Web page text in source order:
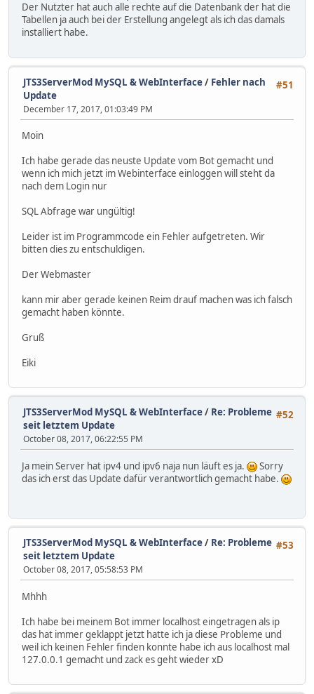
Der Nutzter hat auch alle rechte auf die Datenbank der hat die
Tabellen ja auch bei der Erstellung angelegt als ich das damals
installiert habe.
#51
JTS3ServerMod MySQL & WebInterface/ Fehler nach
Update
December 17, 2017, 01:03:49 PM
Moin
Ich habe gerade das neuste Update vom Bot gemacht und
wenn ich mich jetzt im Webinterface einloggen will steht da
nach dem Login nur
SQL Abfrage war ungültig!
Leider ist im Programmcode ein Fehler aufgetreten. Wir
bitten dies zu entschuldigen.
Der Webmaster
kann mir aber gerade keinen Reim drauf machen was ich falsch
gemacht haben könnte.
Gruß
Eiki
#52
JTS3ServerMod MySQL & WebInterface/ Re: Probleme
seit letztem Update
October 08, 2017, 06:22:55 PM
Ja mein Server hat ipv4 und ipv6 naja nun läuft es ja.
Sorry
das ich erst das Update dafür verantwortlich gemacht habe.
#53
JTS3ServerMod MySQL & WebInterface/ Re: Probleme
seit letztem Update
October 08, 2017, 05:58:53 PM
Mhhh
Ich habe bei meinem Bot immer localhost eingetragen als ip
das hat immer geklappt jetzt hatte ich ja diese Probleme und
weil ich keinen Fehler finden konnte habe ich aus localhost mal
127.0.0.1 gemacht und zack es geht wieder xD